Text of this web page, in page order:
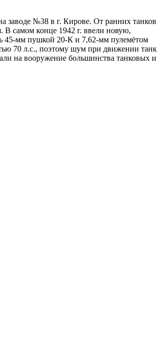
заводе №38 в г. Кирове. От ранних танков
самом конце 1942 г. ввели новую,
45-мм пушкой 20-К и 7,62-мм пулемётом
70 л.с., поэтому шум при движении танк
на вооружение большинства танковых и